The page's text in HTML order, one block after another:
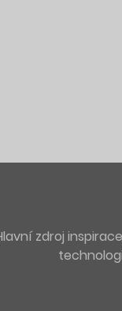
zdroj